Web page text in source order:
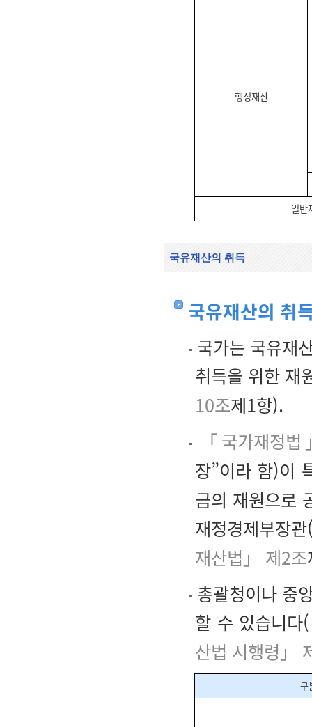
행정재산
일반
국유재산의 취득
국유재산의 취
국가는 국유재
취득을 위한 재
10조제1항).
「국가재정
장”이라 함)이
금의 재원으로
재정경제부장
재산법」 제2조
총괄청이나 중
할 수 있습니다(
산법 시행령」
구